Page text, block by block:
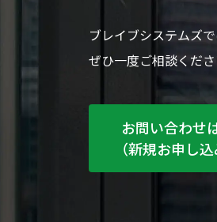
ブレイブシステムズ
ぜひ一度ご相談くださ
お問い合わせ
（新規お申し込